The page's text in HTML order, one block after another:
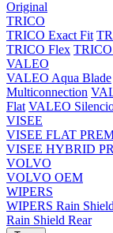
Original
TRICO
TRICO Exact Fit
TRICO Flex
VALEO
VALEO Aqua Blade
Multiconnection
Flat VALEO
VISEE
VISEE FLAT
VISEE HYBRID
VOLVO
VOLVO OEM
WIPERS
WIPERS Rain
Rain Shield Rear